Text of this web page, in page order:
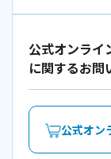
公式オンライ
に関するお問
公式オン